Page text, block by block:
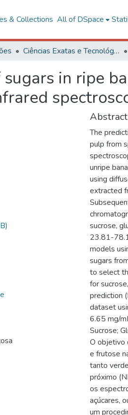
& Collections All of DSpace
Ciências Exatas e Tecnológicas
in ripe
Abstract
The
pulp from
unripe
using
extracted
sucrose,
23.81-
models
sugars
to select
for
prediction
dataset
6.65 mg/
Sucrose;
O objetivo
e frutose
tanto
próximo
os
açúcares,
um